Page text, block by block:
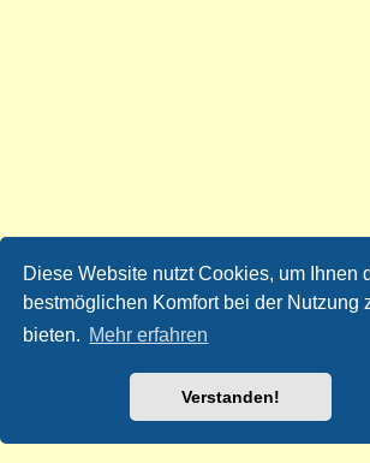
Diese Website nutzt Cookies, um Ihnen
bestmöglichen Komfort bei der Nutzung
bieten. Mehr erfahren
Verstanden!